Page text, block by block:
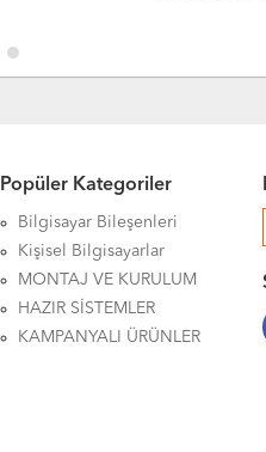
Popüler Kategoriler
Bilgisayar Bileşenleri
Kişisel Bilgisayarlar
MONTAJ VE KURULUM
HAZIR SİSTEMLER
KAMPANYALI ÜRÜNLER